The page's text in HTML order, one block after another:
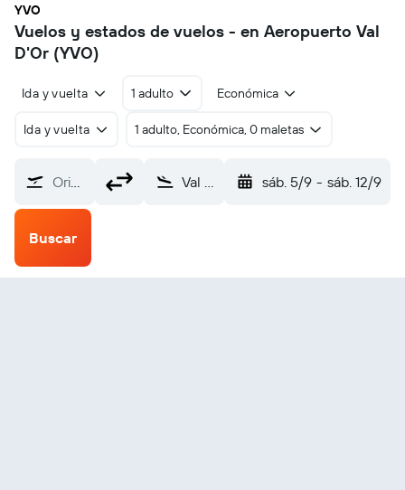
YVO
Vuelos y estados de vuelos - en Aeropuerto Val
D'Or (YVO)
Ida y vuelta 1 adulto Económica
Ida y vuelta 1 adulto, Económica, 0 maletas
Origen Val D'Or (YVO) sáb. 5/9 - sáb. 12/9
Buscar